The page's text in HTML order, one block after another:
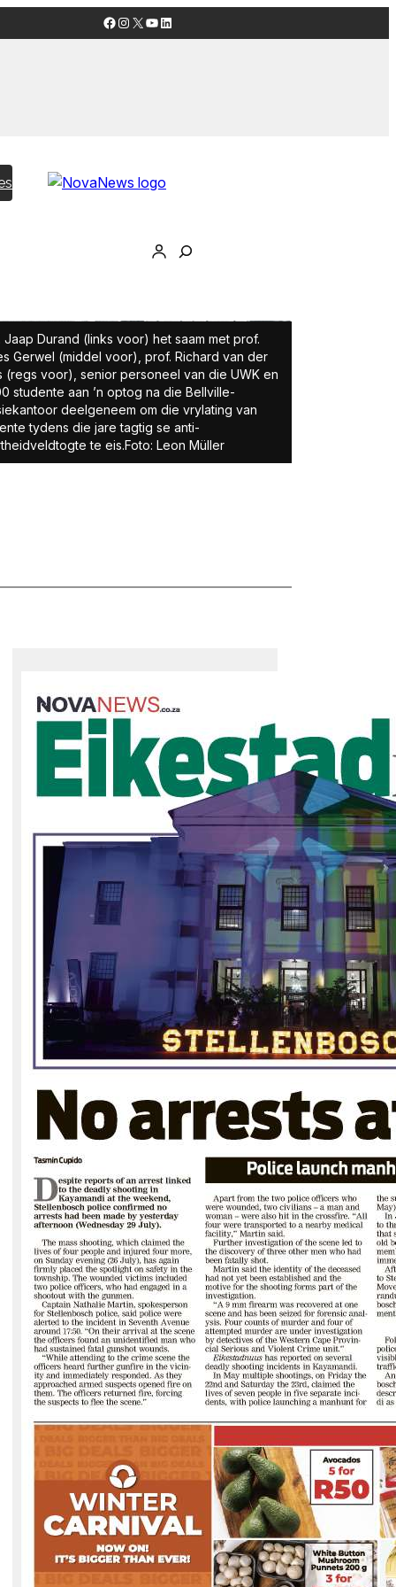
Facebook
Instagram
X YouTube
LinkedIn
Jaap Durand (links voor) het saam met prof.
Gerwel (middel voor), prof. Richard van der
(regs voor), senior personeel van die UWK en
studente aan ’n optog na die Bellville-
deelgeneem om die vrylating van
tydens die jare tagtig se anti-
te eis.Foto: Leon Müller